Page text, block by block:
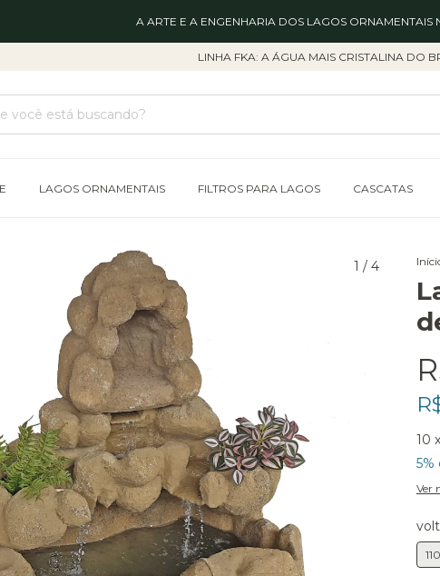
A ARTE E A ENGENHARIA DOS LAGOS ORNAMENTAIS
LINHA FKA: A ÁGUA MAIS CRISTALINA DO BRASIL
LAGOS ORNAMENTAIS FILTROS PARA LAGOS CASCATAS
1 / 4
10
5%
Ver